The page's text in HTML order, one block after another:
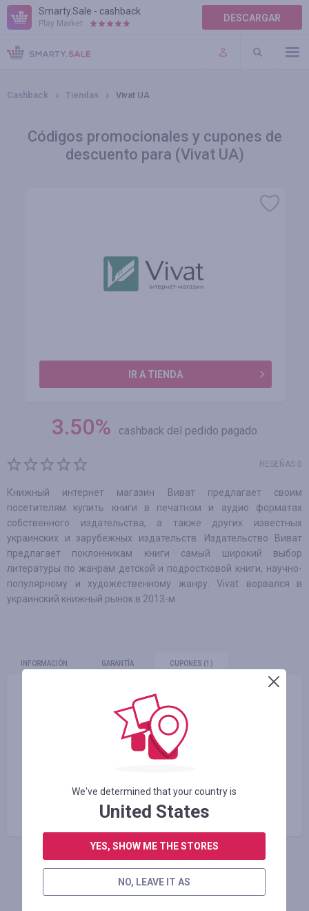
Smarty.Sale - cashback
Play Market: DESCARGAR
AYUDA
TÉRMINOS DE USO
Cashback Tiendas Vivat UA
Códigos promocionales y cupones de
descuento para (Vivat UA)
IR A TIENDA
3.50% cashback del pedido pagado
RESEÑAS 0
Книжный интернет магазин Виват предлагает своим
посетителям купить книги в печатном и аудио форматах
собственного издательства, а также других известных
украинских и зарубежных издательств. Издательство Виват
предлагает поклонникам книги самый широкий выбор
литературы по жанрам детской и подростковой книги, научно-
популярному и художественному жанру. Vivat ворвался в
украинский книжный рынок в 2013-м.
INFORMACIÓN GARANTÍA CUPONES (1)
Знижка 10%
Restante 4 mes
INICIE SESIÓN PARA VER EL CÓDIGO PROMOCIONAL
Tiendas similares
We've determined that your country is
United States
YES, SHOW ME THE STORES
NO, LEAVE IT AS